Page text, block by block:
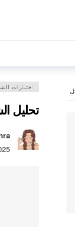
اختبارات
تحليل